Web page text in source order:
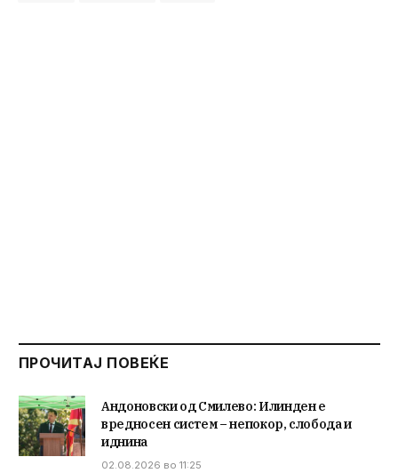
ПРОЧИТАЈ ПОВЕЌЕ
Андоновски од Смилево: Илинден е
вредносен систем – непокор, слобода и
иднина
02.08.2026 во 11:25